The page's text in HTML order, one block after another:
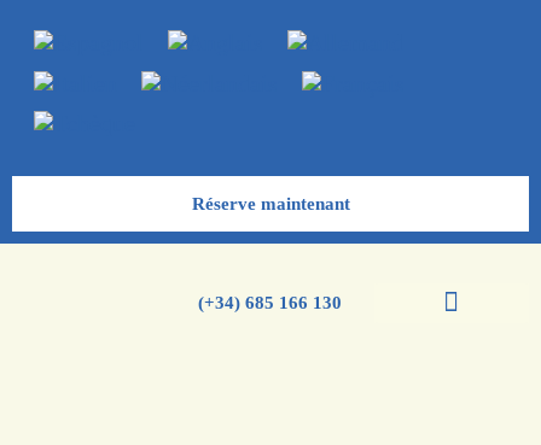
Réserve maintenant
(+34) 685 166 130